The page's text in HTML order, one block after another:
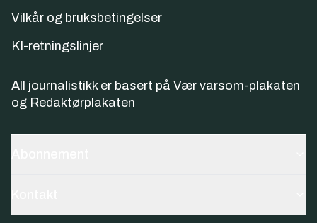
Vilkår og bruksbetingelser
KI-retningslinjer
All journalistikk er basert på Vær varsom-plakaten
og Redaktørplakaten